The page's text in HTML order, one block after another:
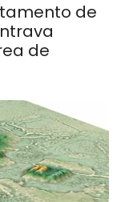
de
de